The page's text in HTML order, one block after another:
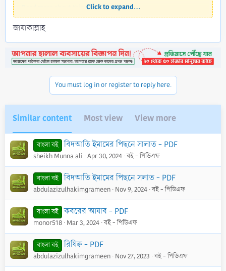
Read more about this resource...
Click to expand...
জাযাকাল্লাহ
You must log in or register to reply here.
Similar content Most view View more
বাংলা বই বিদআতি ইমামের পিছনে সালাত - PDF
sheikh Munna ali Apr 30, 2024 বই - পিডিএফ
বাংলা বই বিদআতি ইমামের পিছনে সলাত - PDF
abdulazizulhakimgrameen Nov 9, 2024 বই - পিডিএফ
বাংলা বই কবরের আযাব - PDF
monor518 Mar 3, 2024 বই - পিডিএফ
বাংলা বই রিযিক্ব - PDF
abdulazizulhakimgrameen Nov 27, 2023 বই - পিডিএফ